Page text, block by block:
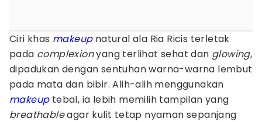
Ciri khas makeup natural ala Ria Ricis terletak
pada complexionyang terlihat sehat dan glowing,
dipadukan dengan sentuhan warna-warna lembut
pada mata dan bibir. Alih-alih menggunakan
makeup tebal, ia lebih memilih tampilan yang
breathableagar kulit tetap nyaman sepanjang